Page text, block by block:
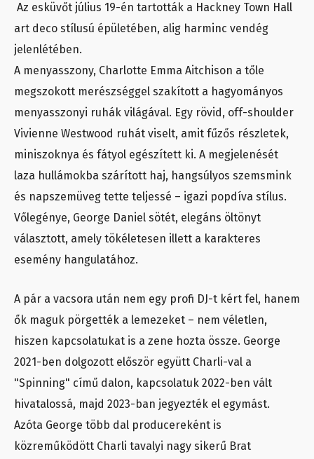
Az esküvőt július 19-én tartották a Hackney Town Hall
art deco stílusú épületében, alig harminc vendég
jelenlétében.
A menyasszony, Charlotte Emma Aitchison a tőle
megszokott merészséggel szakított a hagyományos
menyasszonyi ruhák világával. Egy rövid, off-shoulder
Vivienne Westwood ruhát viselt, amit fűzős részletek,
miniszoknya és fátyol egészített ki. A megjelenését
laza hullámokba szárított haj, hangsúlyos szemsmink
és napszemüveg tette teljessé – igazi popdíva stílus.
Vőlegénye, George Daniel sötét, elegáns öltönyt
választott, amely tökéletesen illett a karakteres
esemény hangulatához.
A pár a vacsora után nem egy profi DJ-t kért fel, hanem
ők maguk pörgették a lemezeket – nem véletlen,
hiszen kapcsolatukat is a zene hozta össze. George
2021-ben dolgozott először együtt Charli-val a
"Spinning" című dalon, kapcsolatuk 2022-ben vált
hivatalossá, majd 2023-ban jegyezték el egymást.
Azóta George több dal producereként is
közreműködött Charli tavalyi nagy sikerű Brat